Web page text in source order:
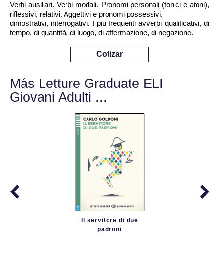
Verbi ausiliari. Verbi modali. Pronomi personali (tonici e atoni),
riflessivi, relativi. Aggettivi e pronomi possessivi,
dimostrativi, interrogativi. I più frequenti avverbi qualificativi, di
tempo, di quantità, di luogo, di affermazione, di negazione.
Cotizar
Más Letture Graduate ELI
Giovani Adulti ...
Il servitore di due
padroni